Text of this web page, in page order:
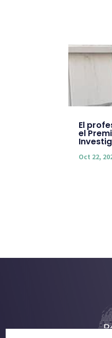
El
el
Oct 22,